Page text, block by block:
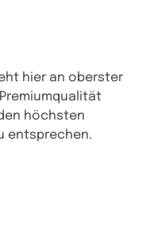
hier an oberster
höchsten
entsprechen.